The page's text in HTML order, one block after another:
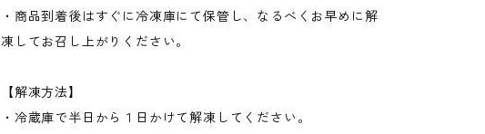
・商品到着後はすぐに冷凍庫にて保管し、なるべくお早めに解
凍してお召し上がりください。
【解凍方法】
・冷蔵庫で半日から１日かけて解凍してください。